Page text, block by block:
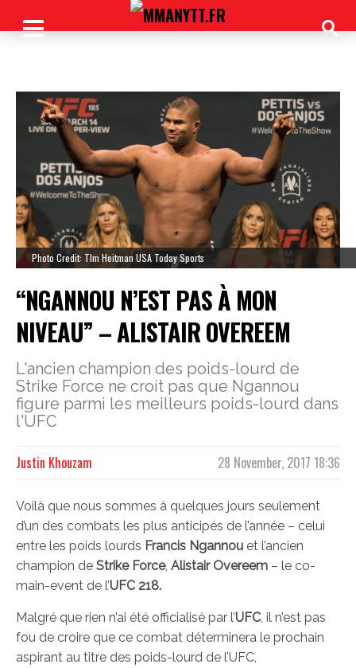
Photo Credit: TIm Heitman USA Today Sports
“NGANNOU N’EST PAS À MON
NIVEAU” – ALISTAIR OVEREEM
L'ancien champion des poids-lourd de
Strike Force ne croit pas que Ngannou
figure parmi les meilleurs poids-lourd dans
l'UFC
28 November, 2017 18:36
Justin Khouzam
Voilà que nous sommes à quelques jours seulement
d’un des combats les plus anticipés de l’année – celui
entre les poids lourds Francis Ngannou et l’ancien
champion de Strike Force, Alistair Overeem – le co-
main-event de l’UFC 218.
Malgré que rien n’ai été officialisé par l’UFC , il n’est pas
fou de croire que ce combat déterminera le prochain
aspirant au titre des poids-lourd de l’UFC,